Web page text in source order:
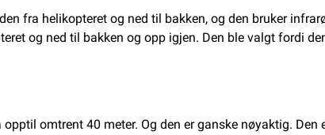
fra helikopteret og ned til bakken, og den bruker
og ned til bakken og opp igjen. Den ble valgt fordi
omtrent 40 meter. Og den er ganske nøyaktig.